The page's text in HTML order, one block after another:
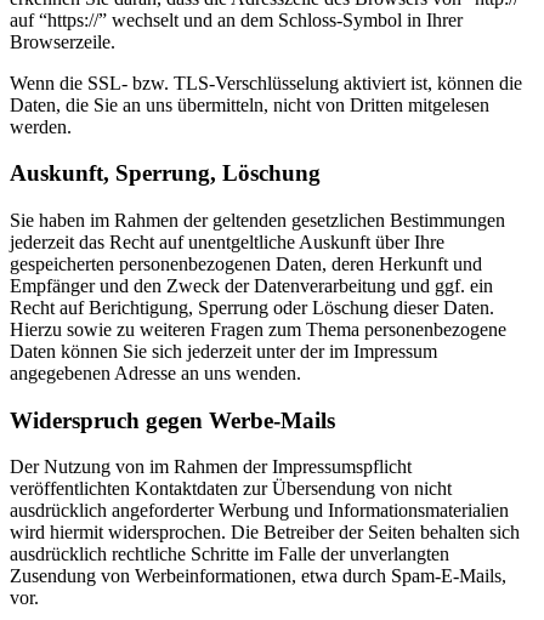
auf “https://” wechselt und an dem Schloss-Symbol in Ihrer
Browserzeile.
Wenn die SSL- bzw. TLS-Verschlüsselung aktiviert ist, können die
Daten, die Sie an uns übermitteln, nicht von Dritten mitgelesen
werden.
Auskunft, Sperrung, Löschung
Sie haben im Rahmen der geltenden gesetzlichen Bestimmungen
jederzeit das Recht auf unentgeltliche Auskunft über Ihre
gespeicherten personenbezogenen Daten, deren Herkunft und
Empfänger und den Zweck der Datenverarbeitung und ggf. ein
Recht auf Berichtigung, Sperrung oder Löschung dieser Daten.
Hierzu sowie zu weiteren Fragen zum Thema personenbezogene
Daten können Sie sich jederzeit unter der im Impressum
angegebenen Adresse an uns wenden.
Widerspruch gegen Werbe-Mails
Der Nutzung von im Rahmen der Impressumspflicht
veröffentlichten Kontaktdaten zur Übersendung von nicht
ausdrücklich angeforderter Werbung und Informationsmaterialien
wird hiermit widersprochen. Die Betreiber der Seiten behalten sich
ausdrücklich rechtliche Schritte im Falle der unverlangten
Zusendung von Werbeinformationen, etwa durch Spam-E-Mails,
vor.